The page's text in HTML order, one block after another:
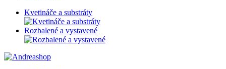
Kvetináče a substráty
Rozbalené a vystavené